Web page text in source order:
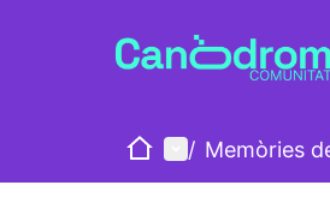
HomeMain menu
/ Memòries